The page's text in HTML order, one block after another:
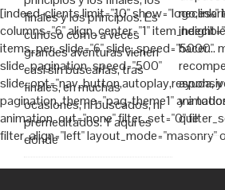
finales y los principios. Es
curioso cómo a veces
grandes aventuras vienen
casi sin buscarlas, tras
finales, en muchas
ocasiones, ni buscados, ni
premeditados. Y aquí es
dónde
hacer…
ayuda,
y a
que
[indeed-clients limit="10" show="logo,link"
columns="6" align_center="1"
items_per_slide="6" slide_speed="5000"
slide_pagination_speed="500"
pagination_theme="pag-theme1"
animation_out="none" filter_set="0"
filter_align="left" layout_mode="masonry"